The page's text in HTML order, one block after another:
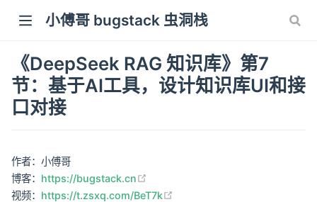
小傅哥 bugstack 虫洞栈
《DeepSeek RAG 知识库》第7
节：基于AI工具，设计知识库UI和接
口对接
作者：小傅哥
博客： https://bugstack.cn
视频： https://t.zsxq.com/BeT7k